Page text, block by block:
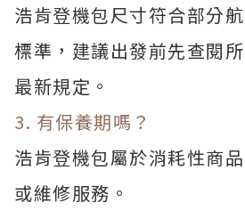
浩肯登機包尺寸符合部分
標準，建議出發前先查閱
最新規定。
3. 有保養期嗎？
浩肯登機包屬於消耗性商
或維修服務。